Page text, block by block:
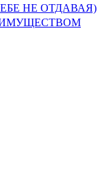
НЕ ОТДАВАЯ)